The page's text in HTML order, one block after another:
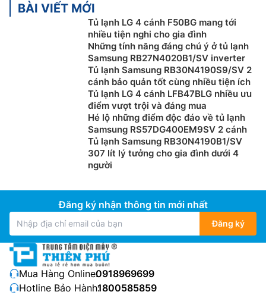
BÀI VIẾT MỚI
Tủ lạnh LG 4 cánh F50BG mang tới
nhiều tiện nghi cho gia đình
Những tính năng đáng chú ý ở tủ lạnh
Samsung RB27N4020B1/SV inverter
Tủ lạnh Samsung RB30N4190S9/SV 2
cánh bảo quản tốt cùng nhiều tiện ích
Tủ lạnh LG 4 cánh LFB47BLG nhiều ưu
điểm vượt trội và đáng mua
Hé lộ những điểm độc đáo về tủ lạnh
Samsung RS57DG400EM9SV 2 cánh
Tủ lạnh Samsung RB30N4190B1/SV
307 lít lý tưởng cho gia đình dưới 4
người
Đăng ký nhận thông tin mới nhất
Đăng ký
Mua Hàng Online:0918969699
Hotline Bảo Hành:1800585859